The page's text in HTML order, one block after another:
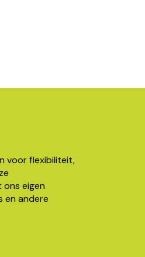
voor flexibiliteit,
eigen
en andere